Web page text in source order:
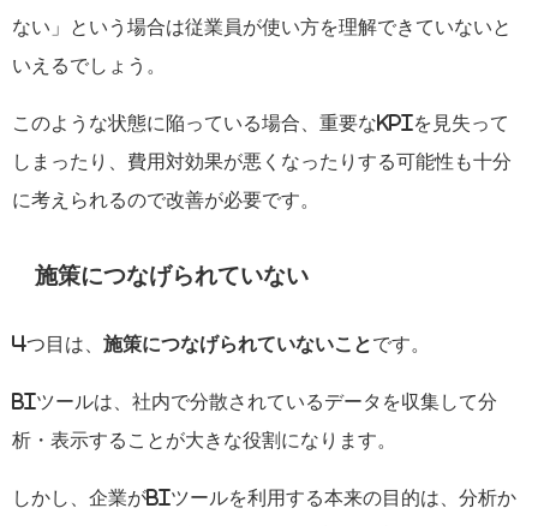
ない」という場合は従業員が使い方を理解できていないと
いえるでしょう。
このような状態に陥っている場合、重要なKPIを見失って
しまったり、費用対効果が悪くなったりする可能性も十分
に考えられるので改善が必要です。
施策につなげられていない
4つ目は、 施策につなげられていないことです。
BIツールは、社内で分散されているデータを収集して分
析・表示することが大きな役割になります。
しかし、企業がBIツールを利用する本来の目的は、分析か